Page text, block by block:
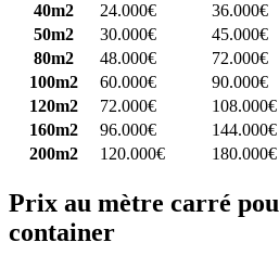
40m2
24.000€ 36.000€
50m2
30.000€ 45.000€
80m2
48.000€ 72.000€
100m2
60.000€ 90.000€
120m2
72.000€ 108.000€
160m2
96.000€ 144.000€
200m2
120.000€ 180.000€
Prix au mètre carré
container